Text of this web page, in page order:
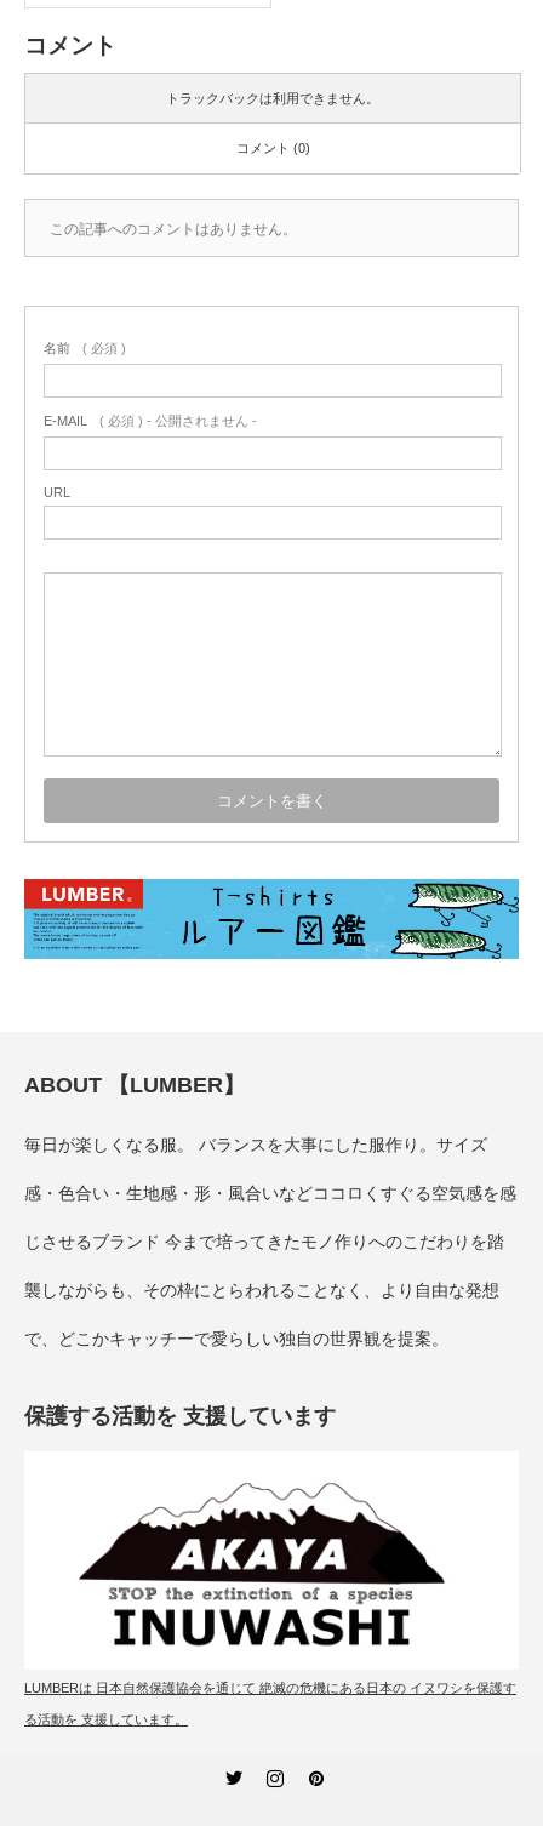
コメント
トラックバックは利用できません。
コメント (0)
この記事へのコメントはありません。
名前 ( 必須 )
E-MAIL ( 必須 ) - 公開されません -
URL
ABOUT 【LUMBER】
毎日が楽しくなる服。 バランスを大事にした服作り。サイズ
感・色合い・生地感・形・風合いなどココロくすぐる空気感を感
じさせるブランド 今まで培ってきたモノ作りへのこだわりを踏
襲しながらも、その枠にとらわれることなく、より自由な発想
で、どこかキャッチーで愛らしい独自の世界観を提案。
保護する活動を 支援しています
LUMBERは 日本自然保護協会を通じて 絶滅の危機にある日本の イヌワシを保護す
る活動を 支援しています。